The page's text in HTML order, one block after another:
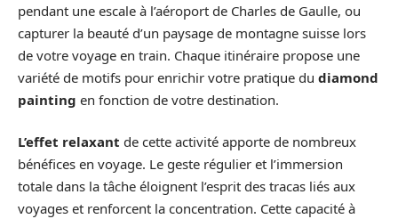
pendant une escale à l’aéroport de Charles de Gaulle, ou
capturer la beauté d’un paysage de montagne suisse lors
de votre voyage en train. Chaque itinéraire propose une
variété de motifs pour enrichir votre pratique du diamond
painting en fonction de votre destination.
L’effet relaxant de cette activité apporte de nombreux
bénéfices en voyage. Le geste régulier et l’immersion
totale dans la tâche éloignent l’esprit des tracas liés aux
voyages et renforcent la concentration. Cette capacité à